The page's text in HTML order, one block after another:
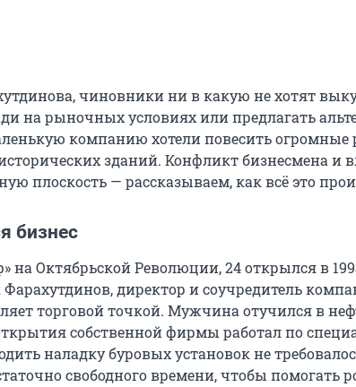
чиновники ни в какую не хотят
на рыночных условиях или предлагать
компанию хотели повесить огромные
зданий. Конфликт бизнесмена и
плоскость — рассказываем, как всё это
бизнес
на Октябрьской Революции, 24 открылся в
Фарахутдинов, директор и соучредитель
торговой точкой. Мужчина отучился в
собственной фирмы работал по
наладку буровых установок не
свободного времени, чтобы помогать